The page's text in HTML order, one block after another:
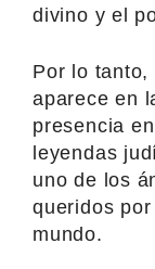
divino y el
Por lo tanto,
aparece en
presencia
leyendas
uno de los
queridos
mundo.